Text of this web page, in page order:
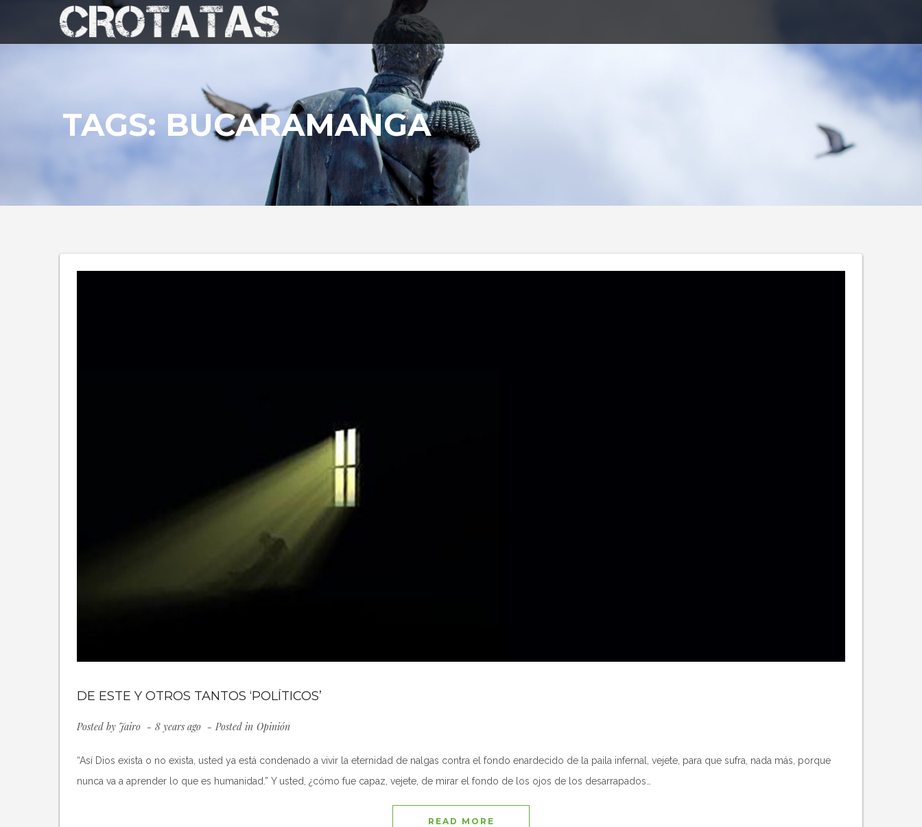
TAGS: BUCARAMANGA
DE ESTE Y OTROS TANTOS ‘POLÍTICOS’
Posted by Jairo 8 years ago Posted in Opinión
“Así Dios exista o no exista, usted ya está condenado a vivir la eternidad de nalgas contra el fondo enardecido de la paila infernal, vejete, para que sufra, nada más, porque
nunca va a aprender lo que es humanidad.” Y usted, ¿cómo fue capaz, vejete, de mirar el fondo de los ojos de los desarrapados…
READ MORE